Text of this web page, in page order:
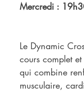
Mercredi :
Le Dynamic
cours complet
qui combine
musculaire,